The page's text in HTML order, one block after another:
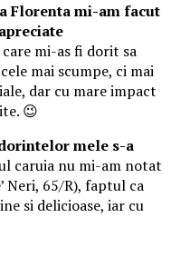
Florenta mi-am facut
mi-as fi dorit sa
mai scumpe, ci mai
dar cu mare impact
😉
mele s-a
caruia nu mi-am notat
Neri, 65/R), faptul ca
si delicioase, iar cu